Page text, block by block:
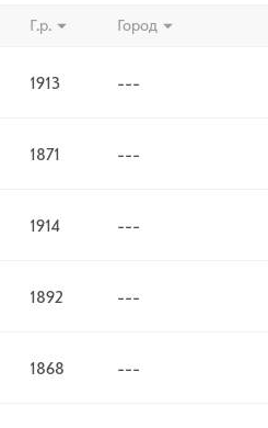
Г.р. Город
1913 ---
1871 ---
1914 ---
1892 ---
1868 ---